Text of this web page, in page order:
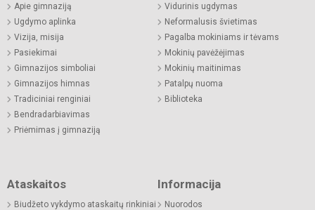
Apie gimnaziją
Ugdymo aplinka
Vizija, misija
Pasiekimai
Gimnazijos simboliai
Gimnazijos himnas
Tradiciniai renginiai
Bendradarbiavimas
Priėmimas į gimnaziją
Vidurinis ugdymas
Neformalusis švietimas
Pagalba mokiniams ir tėvams
Mokinių pavėžėjimas
Mokinių maitinimas
Patalpų nuoma
Biblioteka
Ataskaitos
Biudžeto vykdymo ataskaitų rinkiniai
Informacija
Nuorodos